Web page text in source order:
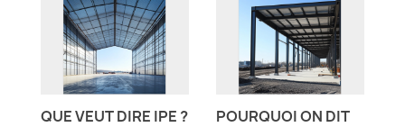
QUE VEUT DIRE IPE ?
POURQUOI ON DIT